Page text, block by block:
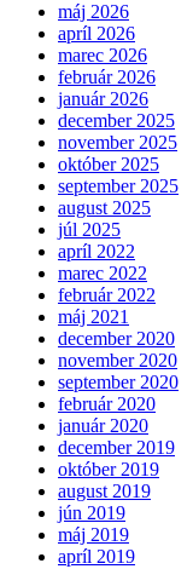
máj 2026
apríl 2026
marec 2026
február 2026
január 2026
december 2025
november 2025
október 2025
september 2025
august 2025
júl 2025
apríl 2022
marec 2022
február 2022
máj 2021
december 2020
november 2020
september 2020
február 2020
január 2020
december 2019
október 2019
august 2019
jún 2019
máj 2019
apríl 2019